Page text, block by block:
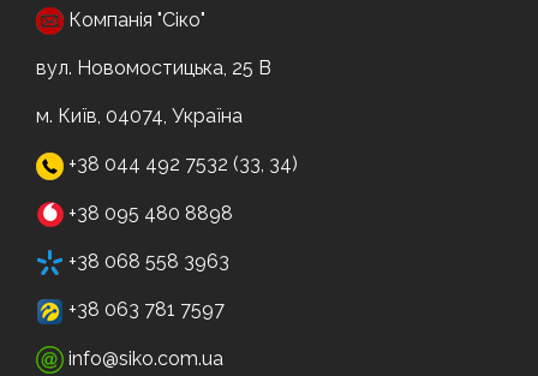
Компанія "Сіко"
вул. Новомостицька, 25 В
м. Київ, 04074, Україна
+38 044 492 7532 (33, 34)
+38 095 480 8898
+38 068 558 3963
+38 063 781 7597
info@siko.com.ua